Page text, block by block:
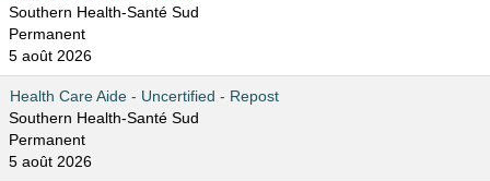
Southern Health-Santé Sud
Permanent
5 août 2026
Health Care Aide - Uncertified - Repost
Southern Health-Santé Sud
Permanent
5 août 2026